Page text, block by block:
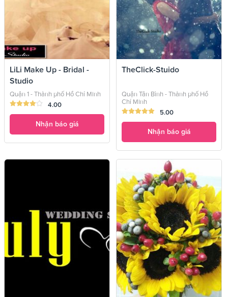
LiLi Make Up - Bridal -
Studio
Quận 1 - Thành phố Hồ Chí Minh
4.00
Nhận báo giá
TheClick-Stuido
Quận Tân Bình - Thành phố Hồ
Chí Minh
5.00
Nhận báo giá